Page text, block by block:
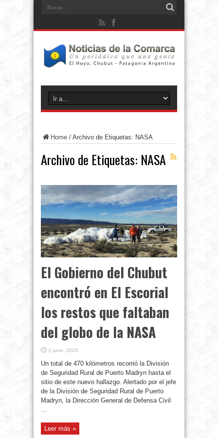
Home / Archivo de Etiquetas: NASA
Archivo de Etiquetas: NASA
El Gobierno del Chubut
encontró en El Escorial
los restos que faltaban
del globo de la NASA
2 junio, 2025
Un total de 470 kilómetros recorrió la División
de Seguridad Rural de Puerto Madryn hasta el
sitio de este nuevo hallazgo. Alertado por el jefe
de la División de Seguridad Rural de Puerto
Madryn, la Dirección General de Defensa Civil
...
Leer más »